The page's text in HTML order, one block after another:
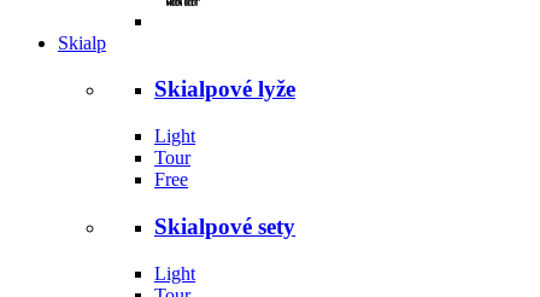
Skialp
Skialpové lyže
Light
Tour
Free
Skialpové sety
Light